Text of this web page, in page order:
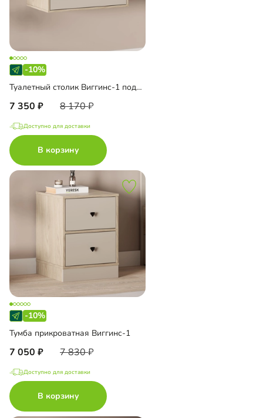
-10%
Туалетный столик Виггинс-1 подвесной
7 350 8 170
Доступно для доставки
В корзину
-10%
Тумба прикроватная Виггинс-1
7 050 7 830
Доступно для доставки
В корзину